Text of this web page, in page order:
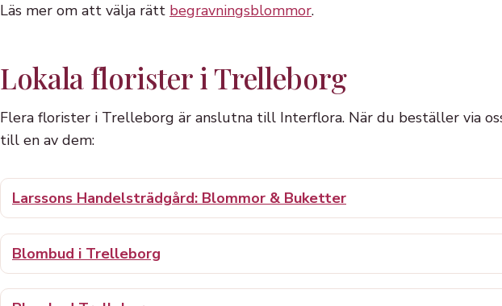
Läs mer om att välja rätt begravningsblommor.
Lokala florister i Trelleborg
Flera florister i Trelleborg är anslutna till Interflora. När du beställer via
till en av dem:
Larssons Handelsträdgård: Blommor & Buketter
Blombud i Trelleborg